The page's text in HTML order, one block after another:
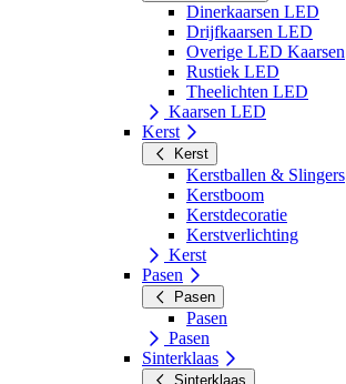
Dinerkaarsen LED
Drijfkaarsen LED
Overige LED Kaarsen
Rustiek LED
Theelichten LED
Kaarsen LED
Kerst
Kerst
Kerstballen & Slingers
Kerstboom
Kerstdecoratie
Kerstverlichting
Kerst
Pasen
Pasen
Pasen
Pasen
Sinterklaas
Sinterklaas